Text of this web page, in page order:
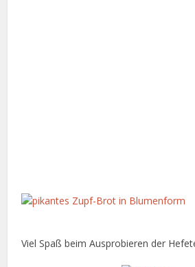
Viel Spaß beim Ausprobieren der